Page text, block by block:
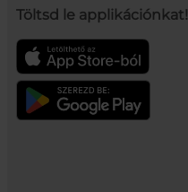
Töltsd le applikációnkat!